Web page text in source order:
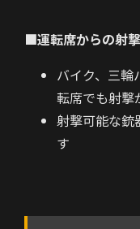
■運転席からの射
バイク、三輪
転席でも射撃
射撃可能な銃
す